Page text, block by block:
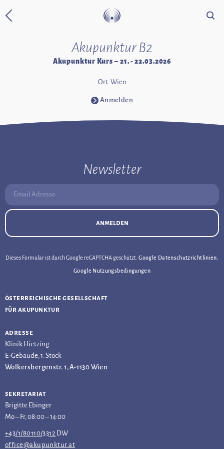
Zurück zur Startseite Suche
Akupunktur B2
Akupunktur Kurs – 21. - 22.03.2026
Ort: Wien
⧁ Anmelden
Newsletter
Email Adresse:
anmelden
Dieses Formular ist durch Google reCAPTCHA geschützt.Google Datenschutzrichtlinien
Google Nutzungsbedingungen
österreichische gesellschaft
für akupunktur
adresse
Klinik Hietzing
E-Gebäude, 1. Stock
Wolkersbergenstr. 1, A-1130 Wien
sekretariat
Brigitte Ebinger
Mo – Fr, 08:00 – 14:00
+43/1/80110/3312 DW
office@akupunktur.at